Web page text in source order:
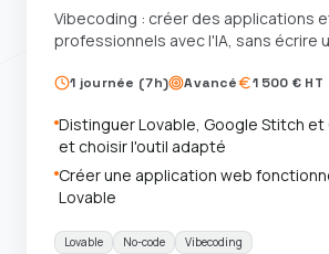
Vibecoding : créer des applications
professionnels avec l'IA, sans écrire
1 journée (7h) Avancé 1 500 € HT
Distinguer Lovable, Google Stitch et
et choisir l'outil adapté
Créer une application web
Lovable
Lovable No-code Vibecoding